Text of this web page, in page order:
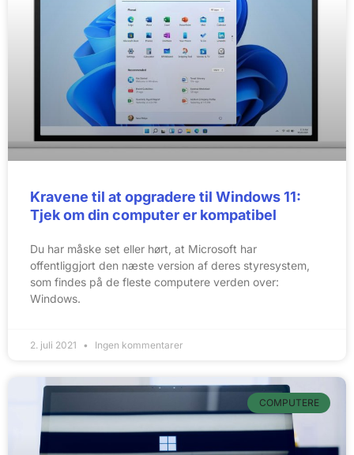
Kravene til at opgradere til Windows 11:
Tjek om din computer er kompatibel
Du har måske set eller hørt, at Microsoft har
offentliggjort den næste version af deres styresystem,
som findes på de fleste computere verden over:
Windows.
2. juli 2021 Ingen kommentarer
COMPUTERE